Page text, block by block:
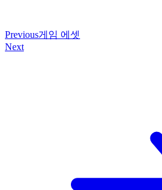
Previous게임 에셋
Next